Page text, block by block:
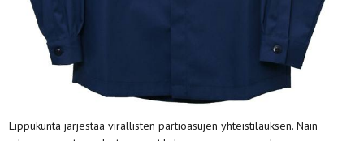
Lippukunta järjestää virallisten partioasujen yhteistilauksen. Näin